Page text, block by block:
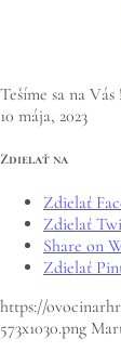
Tešíme sa na Vás !
10 mája, 2023
Zdielať na
Zdielať
Zdielať
Share on
Zdielať
https://
573x1030.png